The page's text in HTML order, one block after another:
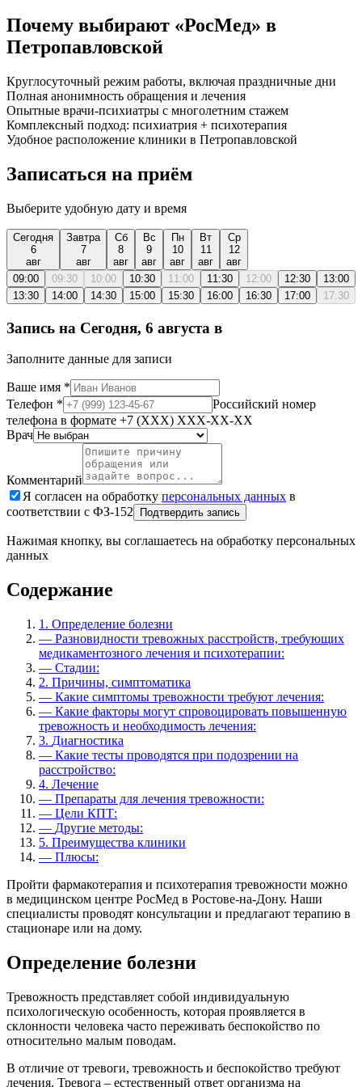
Почему выбирают «РосМед» в
Петропавловской
Круглосуточный режим работы, включая праздничные дни
Полная анонимность обращения и лечения
Опытные врачи-психиатры с многолетним стажем
Комплексный подход: психиатрия + психотерапия
Удобное расположение клиники в Петропавловской
Записаться на приём
Выберите удобную дату и время
Сегодня
6
авг
Завтра
7
авг
Сб
8
авг
Вс
9
авг
Пн
10
авг
Вт
11
авг
Ср
12
авг
09:00
09:30 10:00 10:30 11:00 11:30 12:00 12:30
13:00
13:30
14:00 14:30 15:00 15:30 16:00 16:30 17:00 17:30
Запись на Сегодня, 6 августа в
Заполните данные для записи
Ваше имя *
Телефон *
Российский номер
телефона в формате +7 (XXX) XXX-XX-XX
Врач
Комментарий
Я согласен на обработку персональных данных в
соответствии с ФЗ-152
Подтвердить запись
Нажимая кнопку, вы соглашаетесь на обработку персональных
данных
Содержание
1. Определение болезни
— Разновидности тревожных расстройств, требующих
медикаментозного лечения и психотерапии:
— Стадии:
2. Причины, симптоматика
— Какие симптомы тревожности требуют лечения:
— Какие факторы могут спровоцировать повышенную
тревожность и необходимость лечения:
3. Диагностика
— Какие тесты проводятся при подозрении на
расстройство:
4. Лечение
— Препараты для лечения тревожности:
— Цели КПТ:
— Другие методы:
5. Преимущества клиники
— Плюсы:
Пройти фармакотерапия и психотерапия тревожности можно
в медицинском центре РосМед в Ростове-на-Дону. Наши
специалисты проводят консультации и предлагают терапию в
стационаре или на дому.
Определение болезни
Тревожность представляет собой индивидуальную
психологическую особенность, которая проявляется в
склонности человека часто переживать беспокойство по
относительно малым поводам.
В отличие от тревоги, тревожность и беспокойство требуют
лечения. Тревога – естественный ответ организма на